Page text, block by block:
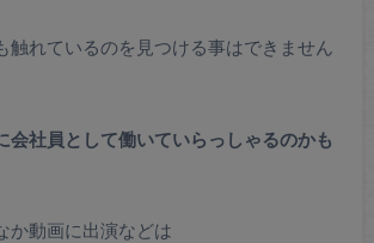
触れているのを見つける事はできません
会社員として働いていらっしゃるのかも
か動画に出演などは